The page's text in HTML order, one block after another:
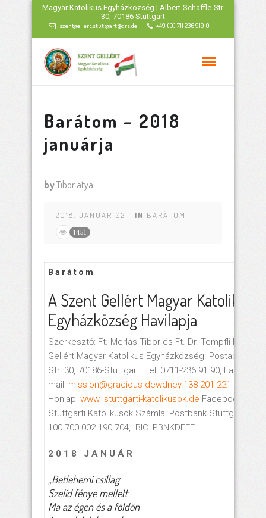
Magyar Katolikus Egyházközség | Albert-Schäffle-Str.
30, 70186 Stuttgart
szentgellert.stuttgart@drs.de +49 (0) 711 236 919 0
Barátom – 2018
januárja
byTibor atya
2018. JANUAR 02 IN BARÁTOM
1451
B a r á t o m
A Szent Gellért Magyar Katolikus
Egyházközség Havilapja
Szerkesztő: Ft. Merlás Tibor és Ft. Dr. Tempfli Imre.
Gellért Magyar Katolikus Egyházközség. Postacím:
Str. 30, 70186-Stuttgart. Tel: 0711-236 91 90, Fax: 0711-
mail: mission@gracious-dewdney.138-201-221-
Honlap: www. stuttgarti-katolikusok.de Facebook:
Stuttgarti.Katolikusok Számla: Postbank Stuttgart,
100 700 002 190 704, BIC: PBNKDEFF
2 0 1 8 J A N U Á R
„Betlehemi csillag
Szelíd fénye mellett
Ma az égen és a földön